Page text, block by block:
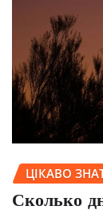
ЦІКАВО
Сколько